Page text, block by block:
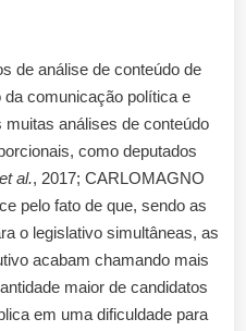
de análise de conteúdo de
comunicação política e
análises de conteúdo
como deputados
et al., 2017; CARLOMAGNO
pelo fato de que, sendo as
o legislativo simultâneas, as
acabam chamando mais
maior de candidatos
em uma dificuldade para